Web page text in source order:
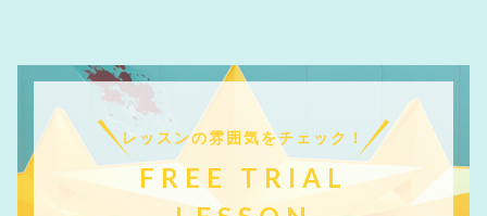
レッスンの雰囲気をチェック！
FREE TRIAL